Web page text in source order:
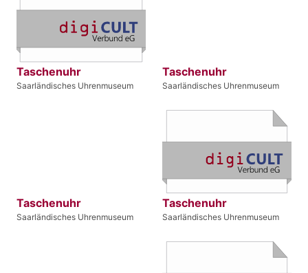
Taschenuhr
Saarländisches Uhrenmuseum
Taschenuhr
Saarländisches Uhrenmuseum
Taschenuhr
Saarländisches Uhrenmuseum
Taschenuhr
Saarländisches Uhrenmuseum